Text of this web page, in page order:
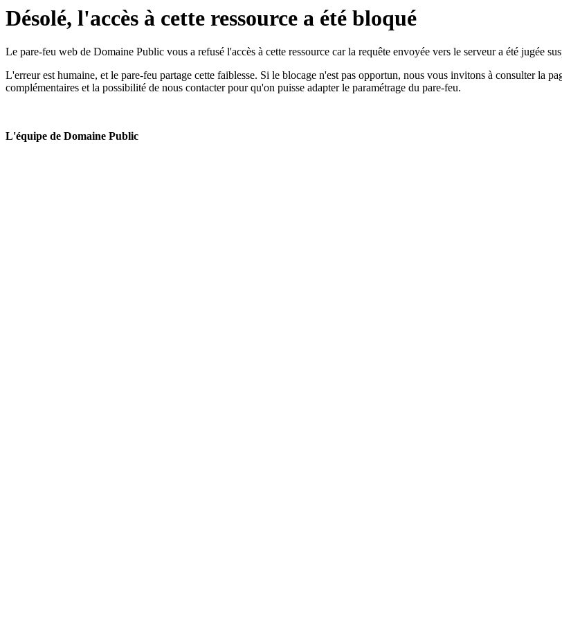
Désolé, l'accès à cette ressource a été bloqué
Le pare-feu web de Domaine Public vous a refusé l'accès à cette ressource car la requête envoyée vers le serveur a été jugée
L'erreur est humaine, et le pare-feu partage cette faiblesse. Si le blocage n'est pas opportun, nous vous invitons à consulter la
complémentaires et la possibilité de nous contacter pour qu'on puisse adapter le paramétrage du pare-feu.
L'équipe de Domaine Public